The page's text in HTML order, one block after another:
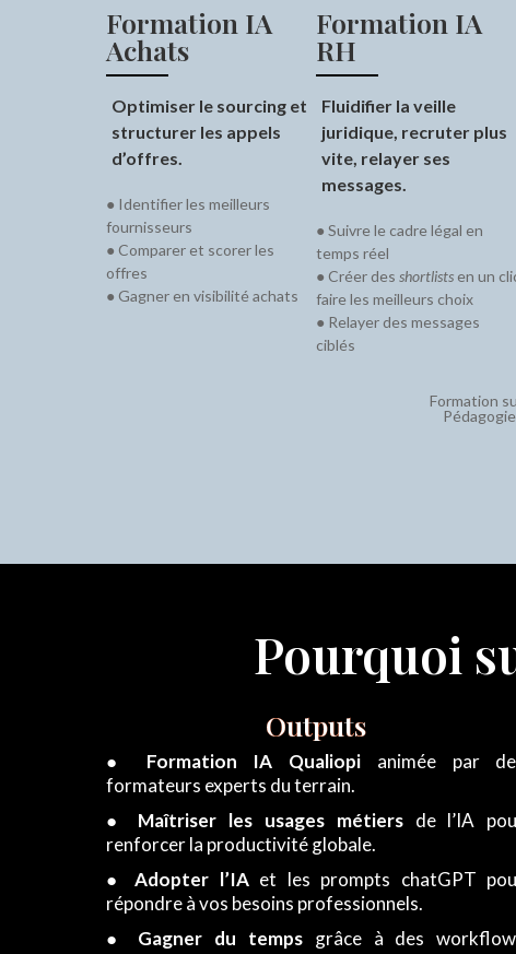
Formation IA
Achats
Optimiser le sourcing et
structurer les appels
d’offres.
● Identifier les meilleurs
fournisseurs
● Comparer et scorer les
offres
● Gagner en visibilité achats
Formation IA
RH
Fluidifier la veille
juridique, recruter plus
vite, relayer ses
messages.
● Suivre le cadre légal en
temps réel
● Créer des shortlists en un
faire les meilleurs choix
● Relayer des messages
ciblés
Formation
Pourquoi
Outputs
● Formation IA Qualiopi animée par
formateurs experts du terrain.
● Maîtriser les usages métiersde l’IA
renforcer la productivité globale.
●Adopter l’IAet les prompts chatGPT
répondre à vos besoins professionnels.
● Gagner du tempsgrâce à des